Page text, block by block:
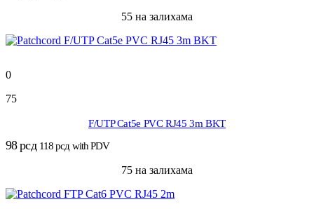
55 на залихама
0
75
F/UTP Cat5e PVC RJ45 3m BKT
98рсд 118рсдwith PDV
75 на залихама